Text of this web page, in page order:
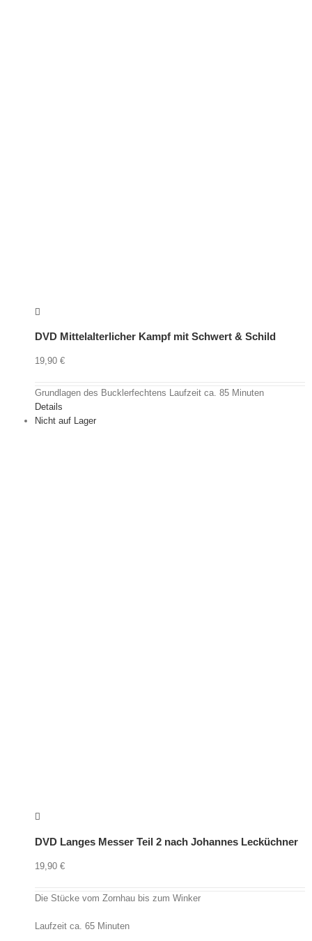
DVD Mittelalterlicher Kampf mit Schwert & Schild
19,90 €
Grundlagen des Bucklerfechtens Laufzeit ca. 85 Minuten
Details
Nicht auf Lager
DVD Langes Messer Teil 2 nach Johannes Lecküchner
19,90 €
Die Stücke vom Zornhau bis zum Winker
Laufzeit ca. 65 Minuten